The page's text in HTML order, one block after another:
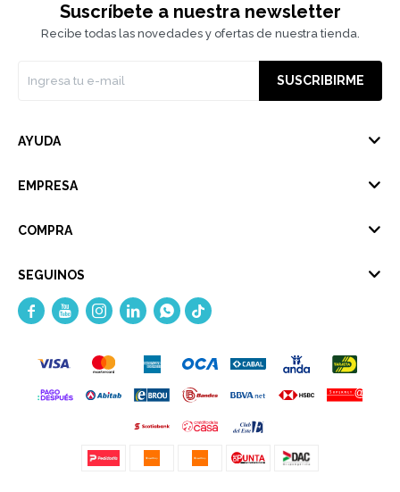
Suscríbete a nuestra newsletter
Recibe todas las novedades y ofertas de nuestra tienda.
SUSCRIBIRME
AYUDA
EMPRESA
COMPRA
SEGUINOS
    